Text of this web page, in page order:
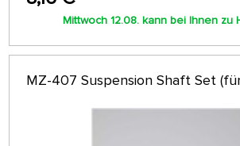
Mittwoch 12.08. kann bei Ihnen zu
MZ-407 Suspension Shaft Set